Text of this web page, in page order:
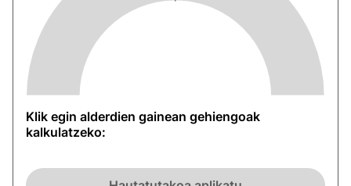
Klik egin alderdien gainean gehiengoak
kalkulatzeko: